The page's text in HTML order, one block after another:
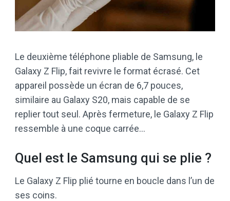
Le deuxième téléphone pliable de Samsung, le
Galaxy Z Flip, fait revivre le format écrasé. Cet
appareil possède un écran de 6,7 pouces,
similaire au Galaxy S20, mais capable de se
replier tout seul. Après fermeture, le Galaxy Z Flip
ressemble à une coque carrée…
Quel est le Samsung qui se plie ?
Le Galaxy Z Flip plié tourne en boucle dans l’un de
ses coins.